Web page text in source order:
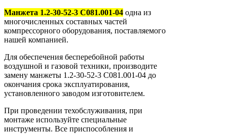
Манжета 1.2-30-52-3 С081.001-04 одна из
многочисленных составных частей
компрессорного оборудования, поставляемого
нашей компанией.
Для обеспечения бесперебойной работы
воздушной и газовой техники, производите
замену манжеты 1.2-30-52-3 С081.001-04 до
окончания срока эксплуатирования,
установленного заводом изготовителем.
При проведении техобслуживания, при
монтаже используйте специальные
инструменты. Все приспособления и